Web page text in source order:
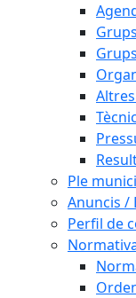
Ple
Anuncis /
Perfil de